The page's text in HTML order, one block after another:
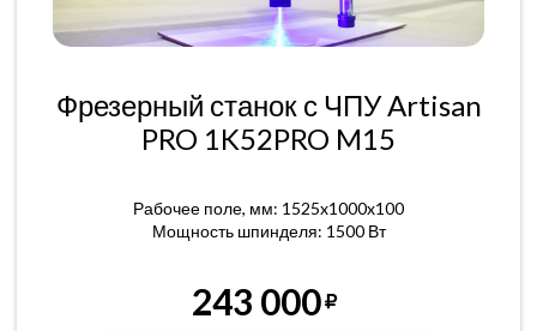
Фрезерный станок с ЧПУ Artisan
PRO 1K52PRO M15
Рабочее поле, мм: 1525x1000x100
Мощность шпинделя: 1500 Вт
243 000